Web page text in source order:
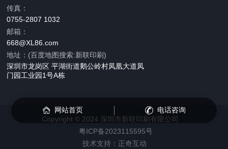
传真：
0755-2807 1032
邮箱：
668@XL86.com
地址：(百度地图搜索:新联印刷)
深圳市龙岗区 平湖街道鹅公岭村凤凰大道凤
门园工业园1号A栋
Copyright © 2024 深圳市新联印刷有限公司
粤ICP备2023115595号
技术支持：正奇互动
网站首页 电话咨询